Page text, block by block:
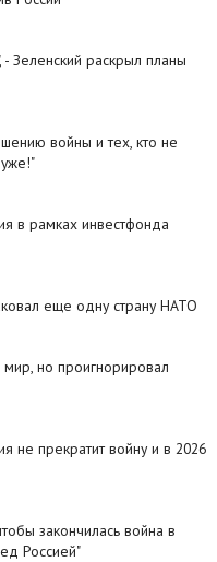
Зеленский раскрыл планы
войны и тех, кто не
уже!"
в рамках инвестфонда
еще одну страну НАТО
но проигнорировал
не прекратит войну и в 2026
закончилась война в
Россией"